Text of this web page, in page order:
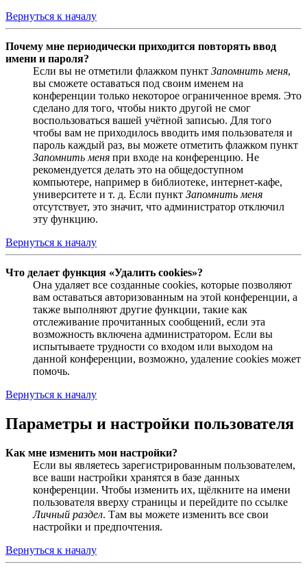
Вернуться к началу
Почему мне периодически приходится повторять ввод
имени и пароля?
Если вы не отметили флажком пункт Запомнить меня,
вы сможете оставаться под своим именем на
конференции только некоторое ограниченное время. Это
сделано для того, чтобы никто другой не смог
воспользоваться вашей учётной записью. Для того
чтобы вам не приходилось вводить имя пользователя и
пароль каждый раз, вы можете отметить флажком пункт
Запомнить меня при входе на конференцию. Не
рекомендуется делать это на общедоступном
компьютере, например в библиотеке, интернет-кафе,
университете и т. д. Если пункт Запомнить меня
отсутствует, это значит, что администратор отключил
эту функцию.
Вернуться к началу
Что делает функция «Удалить cookies»?
Она удаляет все созданные cookies, которые позволяют
вам оставаться авторизованным на этой конференции, а
также выполняют другие функции, такие как
отслеживание прочитанных сообщений, если эта
возможность включена администратором. Если вы
испытываете трудности со входом или выходом на
данной конференции, возможно, удаление cookies может
помочь.
Вернуться к началу
Параметры и настройки пользователя
Как мне изменить мои настройки?
Если вы являетесь зарегистрированным пользователем,
все ваши настройки хранятся в базе данных
конференции. Чтобы изменить их, щёлкните на имени
пользователя вверху страницы и перейдите по ссылке
Личный раздел. Там вы можете изменить все свои
настройки и предпочтения.
Вернуться к началу